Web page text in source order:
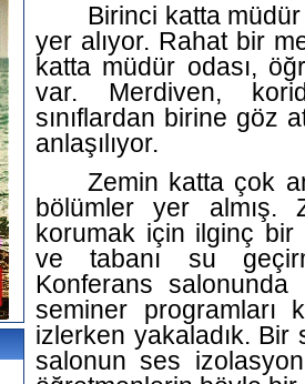
Birinci katta müdür
yer alıyor. Rahat bir
katta müdür odası,
var. Merdiven,
sınıflardan birine göz
anlaşılıyor.
Zemin katta çok
bölümler yer almış.
korumak için ilginç bir
ve tabanı su
Konferans
seminer programları
izlerken yakaladık.
salonun ses